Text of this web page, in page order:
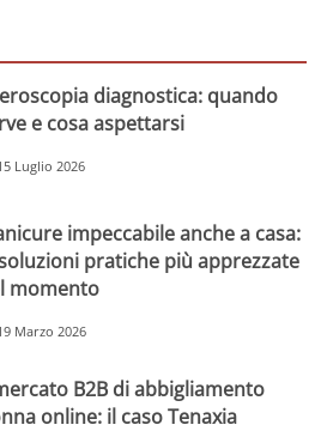
diagnostica: quando
e cosa aspettarsi
Luglio 2026
impeccabile anche a casa:
pratiche più apprezzate
momento
Marzo 2026
B2B di abbigliamento
online: il caso Tenaxia